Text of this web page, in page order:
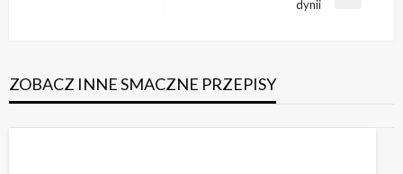
dynii
ZOBACZ INNE SMACZNE PRZEPISY